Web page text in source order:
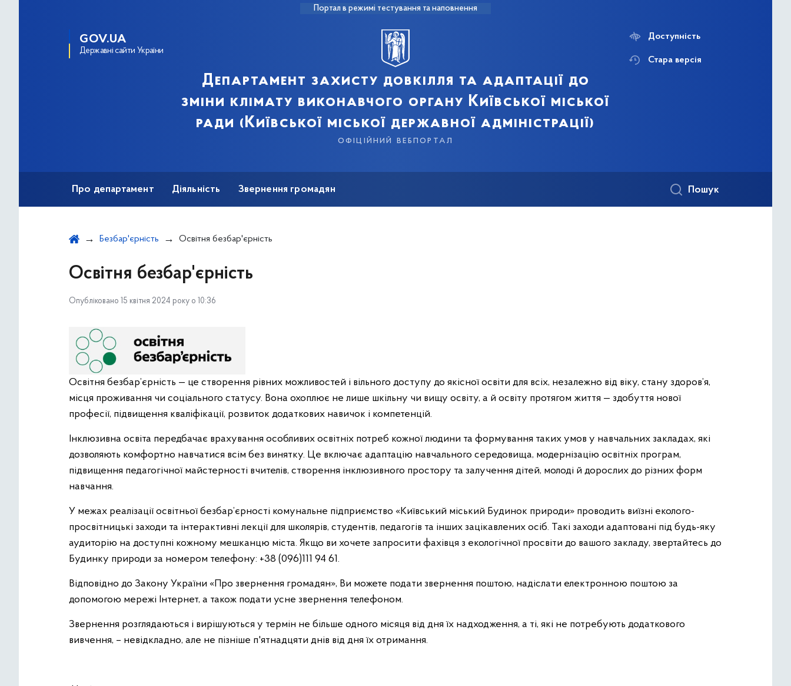
Портал в режимі тестування та наповнення
GOV.UA
Державні сайти України
Департамент захисту довкілля та адаптації до
зміни клімату виконавчого органу Київської міської
ради (Київської міської державної адміністрації)
офіційний вебпортал
Доступність
Стара версія
Про департамент Діяльність Звернення громадян Пошук
Безбар'єрність Освітня безбар'єрність
Освітня безбар'єрність
Опубліковано 15 квітня 2024 року о 10:36
Освітня безбар’єрність — це створення рівних можливостей і вільного доступу до якісної освіти для всіх, незалежно від віку, стану здоров’я,
місця проживання чи соціального статусу. Вона охоплює не лише шкільну чи вищу освіту, а й освіту протягом життя — здобуття нової
професії, підвищення кваліфікації, розвиток додаткових навичок і компетенцій.
Інклюзивна освіта передбачає врахування особливих освітніх потреб кожної людини та формування таких умов у навчальних закладах, які
дозволяють комфортно навчатися всім без винятку. Це включає адаптацію навчального середовища, модернізацію освітніх програм,
підвищення педагогічної майстерності вчителів, створення інклюзивного простору та залучення дітей, молоді й дорослих до різних форм
навчання.
У межах реалізації освітньої безбар’єрності комунальне підприємство «Київський міський Будинок природи» проводить виїзні еколого-
просвітницькі заходи та інтерактивні лекції для школярів, студентів, педагогів та інших зацікавлених осіб. Такі заходи адаптовані під будь-яку
аудиторію на доступні кожному мешканцю міста. Якщо ви хочете запросити фахівця з екологічної просвіти до вашого закладу, звертайтесь до
Будинку природи за номером телефону: +38 (096)111 94 61.
Відповідно до Закону України «Про звернення громадян», Ви можете подати звернення поштою, надіслати електронною поштою за
допомогою мережі Інтернет, а також подати усне звернення телефоном.
Звернення розглядаються і вирішуються у термін не більше одного місяця від дня їх надходження, а ті, які не потребують додаткового
вивчення, – невідкладно, але не пізніше п'ятнадцяти днів від дня їх отримання.